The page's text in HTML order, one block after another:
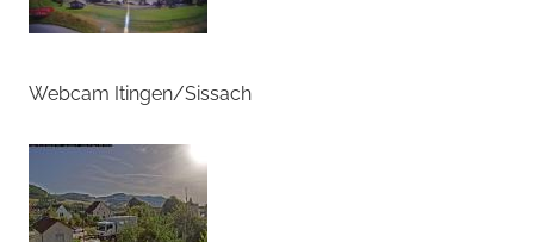
Webcam Itingen/Sissach